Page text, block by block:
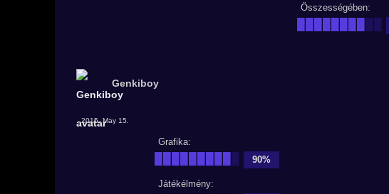
Összességében:
Genkiboy
2015. May 15.
Grafika:
90%
Játékélmény: